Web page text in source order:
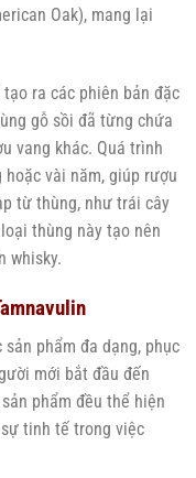
Oak), mang lại
ra các phiên bản đặc
gỗ sồi đã từng chứa
vang khác. Quá trình
hoặc vài năm, giúp rượu
từ thùng, như trái cây
thùng này tạo nên
whisky.
phẩm đa dạng, phục
mới bắt đầu đến
phẩm đều thể hiện
tinh tế trong việc